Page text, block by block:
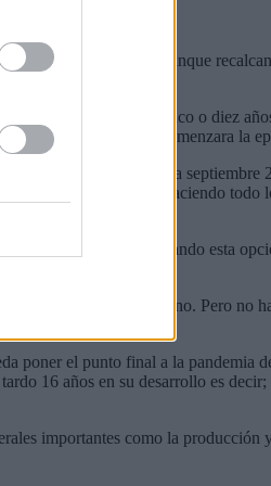
de los casos.
alentadores aunque
podría tardar entre cinco o diez
un año desde que comenzara la
vacuna estaría lista para
señalo que están haciendo todo
EMA no está contemplando esta
a principios del verano. Pero no
poner el punto final a la pandemia
16 años en su desarrollo es decir;
importantes como la producción